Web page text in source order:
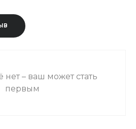
– ваш может стать
первым